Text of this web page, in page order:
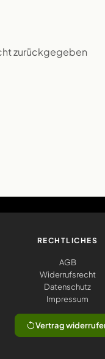
zurückgegeben
RECHTLICHES
AGB
Widerrufsrecht
Datenschutz
Impressum
Vertrag